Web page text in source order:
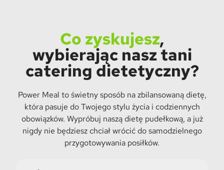
Co zyskujesz,
wybierając nasz tani
catering dietetyczny?
Power Meal to świetny sposób na zbilansowaną dietę,
która pasuje do Twojego stylu życia i codziennych
obowiązków. Wypróbuj naszą dietę pudełkową, a już
nigdy nie będziesz chciał wrócić do samodzielnego
przygotowywania posiłków.